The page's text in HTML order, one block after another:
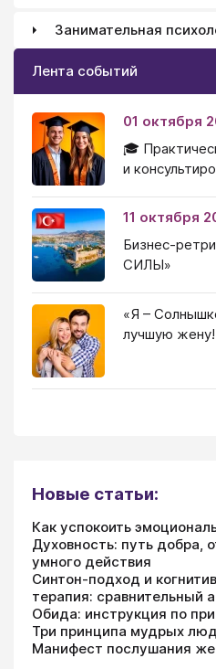
Занимательная
Лента событий
01 октября
🎓
и
11 октября
Бизнес-
СИЛЫ»
«Я –
лучшую жену!
Новые статьи:
Как успокоить
Духовность: путь добра,
умного действия
Синтон-подход и
терапия: сравнительный
Обида: инструкция по
Три принципа мудрых
Манифест послушания